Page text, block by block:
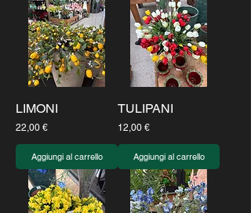
LIMONI
Prezzo
22,00 €
Aggiungi al carrello
TULIPANI
Prezzo
12,00 €
Aggiungi al carrello